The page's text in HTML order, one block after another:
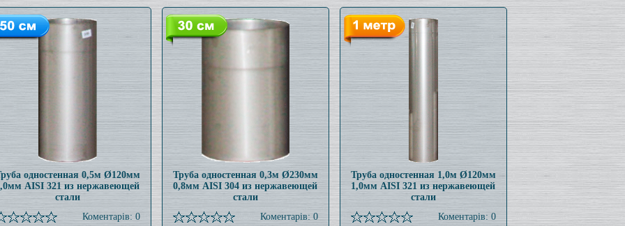
одностенная 0,5м Ø120мм
AISI 321 из нержавеющей
стали
Коментарів: 0
Труба одностенная 0,3м Ø230мм
0,8мм AISI 304 из нержавеющей
стали
Коментарів: 0
Труба одностенная 1,0м Ø120мм
1,0мм AISI 321 из нержавеющей
стали
Коментарів: 0